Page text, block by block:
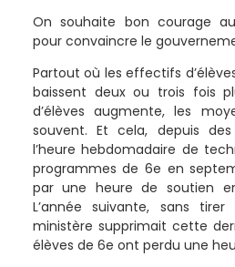
On souhaite bon courage
pour convaincre le
Partout où les effectifs
baissent deux ou trois fois
d’élèves augmente, les
souvent. Et cela, depuis
l’heure hebdomadaire de
programmes de 6e en
par une heure de soutien
L’année suivante, sans
ministère supprimait cette
élèves de 6e ont perdu une